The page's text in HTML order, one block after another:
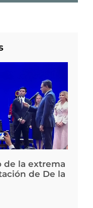
de la extrema
de De la